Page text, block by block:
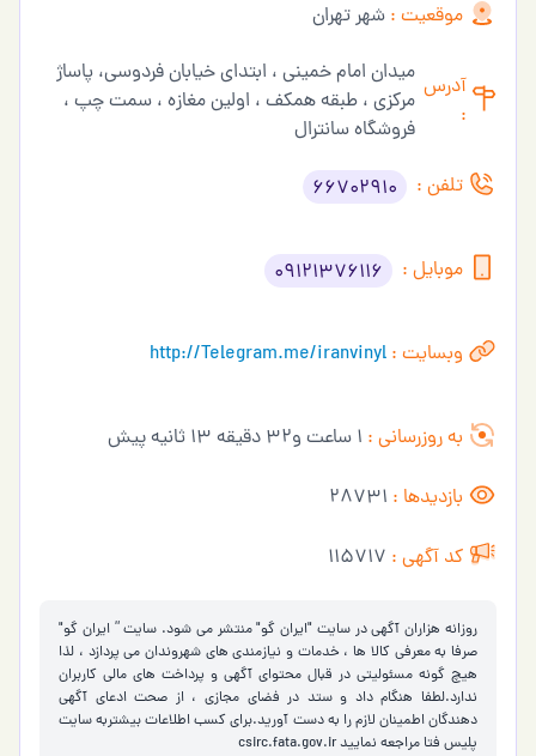
موقعیت : شهر تهران
آدرس
:
میدان امام خمینی ، ابتدای خیابان فردوسی، پاساژ
مرکزی ، طبقه همکف ، اولین مغازه ، سمت چپ ،
فروشگاه سانترال
تلفن :
66702910
موبایل : 09121376116
وبسایت : http://Telegram.me/iranvinyl
به روزرسانی : 1 ساعت و32 دقیقه 13 ثانیه پیش
بازدیدها : 28731
کد آگهی : 115717
روزانه هزاران آگهی در سایت "ایران گو" منتشر می شود. سایت ” ایران گو"
صرفا به معرفی کالا ها ، خدمات و نیازمندی های شهروندان می پردازد ، لذا
هیچ گونه مسئولیتی در قبال محتوای آگهی و پرداخت های مالی کاربران
ندارد.لطفا هنگام داد و ستد در فضای مجازی ، از صحت ادعای آگهی
دهندگان اطمینان لازم را به دست آورید.برای کسب اطلاعات بیشتربه سایت
پلیس فتا مراجعه نماییدcsirc.fata.gov.ir